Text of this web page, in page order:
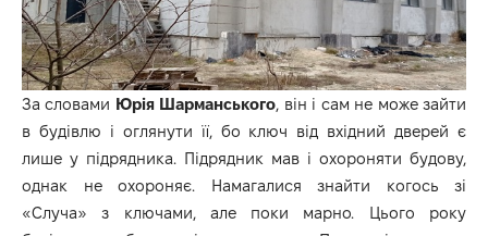
За словами Юрія Шарманського, він і сам не може зайти
в будівлю і оглянути її, бо ключ від вхідний дверей є
лише у підрядника. Підрядник мав і охороняти будову,
однак не охороняє. Намагалися знайти когось зі
«Случа» з ключами, але поки марно. Цього року